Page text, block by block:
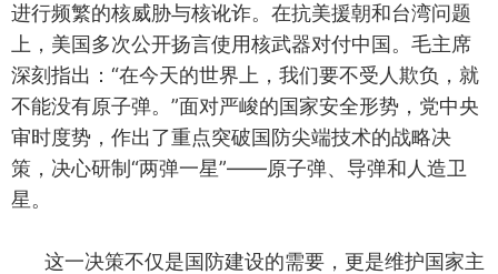
进行频繁的核威胁与核讹诈。在抗美援朝和台湾问题
上，美国多次公开扬言使用核武器对付中国。毛主席
深刻指出：“在今天的世界上，我们要不受人欺负，就
不能没有原子弹。”面对严峻的国家安全形势，党中央
审时度势，作出了重点突破国防尖端技术的战略决
策，决心研制“两弹一星”——原子弹、导弹和人造卫
星。
这一决策不仅是国防建设的需要，更是维护国家主